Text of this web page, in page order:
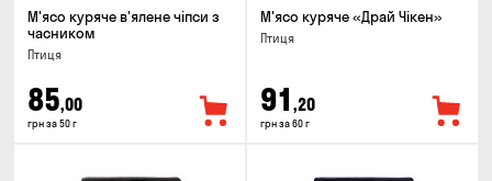
М'ясо куряче в'ялене чіпси з
часником
Птиця
85,00
грн за 50 г
М'ясо куряче «Драй Чікен»
Птиця
91 ,20
грн за 60 г